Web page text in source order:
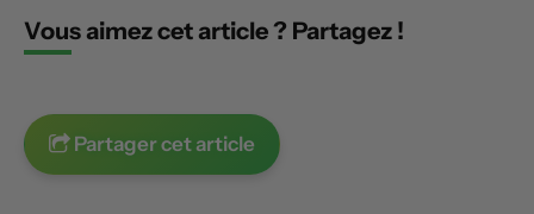
Vous aimez cet article ? Partagez !
Partager cet article